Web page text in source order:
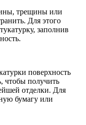
трещины или
Для этого
заполнив
поверхность
чтобы получить
отделки. Для
бумагу или